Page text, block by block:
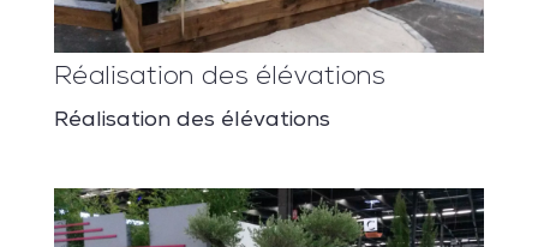
Réalisation des élévations
Réalisation des élévations